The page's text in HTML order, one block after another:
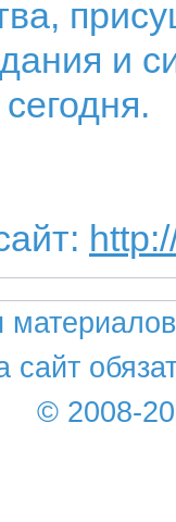
и
сайт
© 2008-